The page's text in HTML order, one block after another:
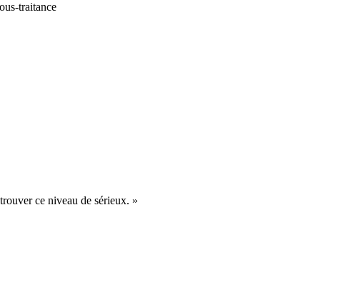
traitance
ce niveau de sérieux. »